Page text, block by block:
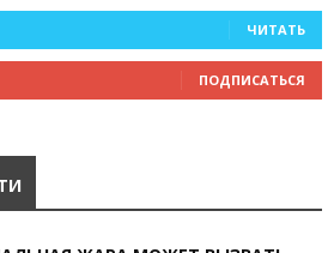
ЧИТАТЬ
ПОДПИСАТЬСЯ